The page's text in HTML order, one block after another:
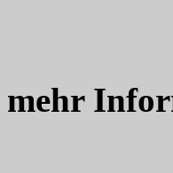
mehr